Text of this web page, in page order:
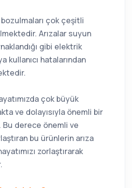
çok çeşitli
Arızalar suyun
gibi elektrik
kullanıcı hatalarından
çok büyük
ve dolayısıyla önemli bir
derece önemli ve
bu ürünlerin arıza
zorlaştırarak